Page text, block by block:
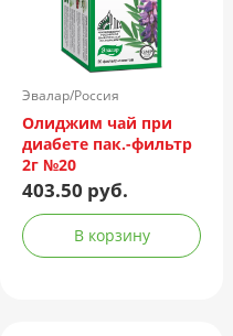
Эвалар/Россия
Олиджим чай при
диабете пак.-фильтр
2г №20
403.50 руб.
В корзину